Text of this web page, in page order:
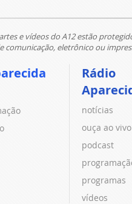
e vídeos do A12 estão
eletrônico ou
Rádio
notícias
ouça ao vivo
podcast
programas
vídeos